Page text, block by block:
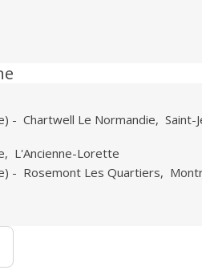
- Chartwell Le Normandie, Saint-
, L'Ancienne-Lorette
- Rosemont Les Quartiers,